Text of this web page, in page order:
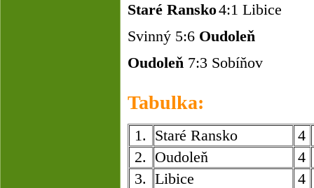
Staré Ransko4:1 Libice
Svinný 5:6 Oudoleň
Oudoleň 7:3 Sobíňov
Tabulka:
1. Staré Ransko
4
2. Oudoleň
4
3. Libice
4